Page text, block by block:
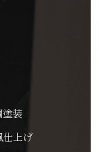
塗装
仕上げ